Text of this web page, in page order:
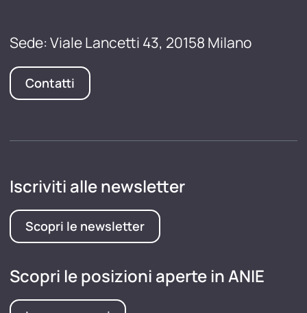
Sede: Viale Lancetti 43, 20158 Milano
Contatti
Iscriviti alle newsletter
Scopri le newsletter
Scopri le posizioni aperte in ANIE